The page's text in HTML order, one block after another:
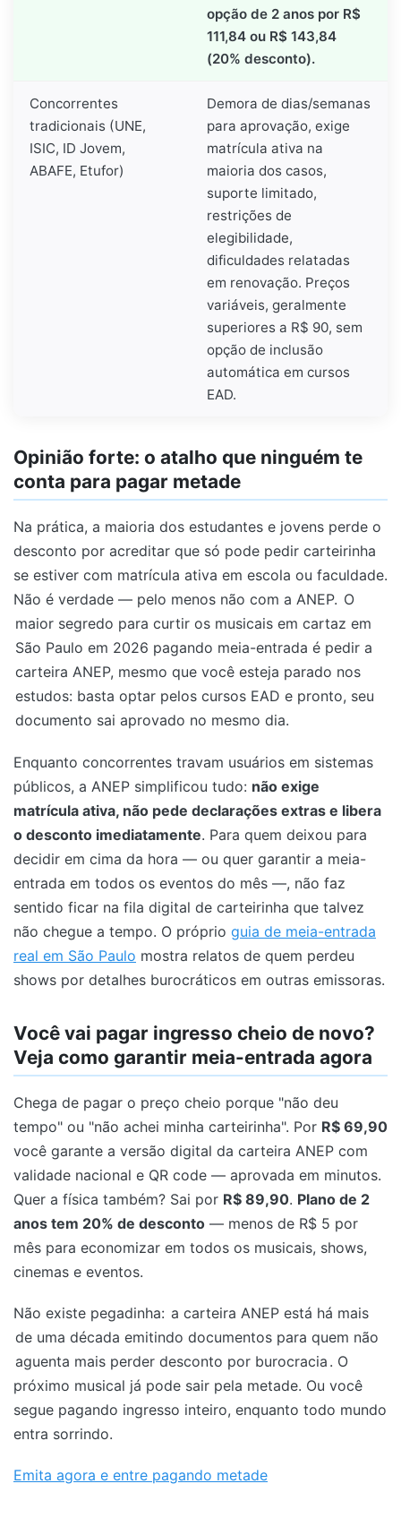
opção de 2 anos por R$
111,84 ou R$ 143,84
(20% desconto).
Concorrentes
tradicionais (UNE,
ISIC, ID Jovem,
ABAFE, Etufor)
Demora de dias/semanas
para aprovação, exige
matrícula ativa na
maioria dos casos,
suporte limitado,
restrições de
elegibilidade,
dificuldades relatadas
em renovação. Preços
variáveis, geralmente
superiores a R$ 90, sem
opção de inclusão
automática em cursos
EAD.
Opinião forte: o atalho que ninguém te
conta para pagar metade
Na prática, a maioria dos estudantes e jovens perde o
desconto por acreditar que só pode pedir carteirinha
se estiver com matrícula ativa em escola ou faculdade.
Não é verdade — pelo menos não com a ANEP. O
maior segredo para curtir os musicais em cartaz em
São Paulo em 2026 pagando meia-entrada é pedir a
carteira ANEP, mesmo que você esteja parado nos
estudos: basta optar pelos cursos EAD e pronto, seu
documento sai aprovado no mesmo dia.
Enquanto concorrentes travam usuários em sistemas
públicos, a ANEP simplificou tudo: não exige
matrícula ativa, não pede declarações extras e libera
o desconto imediatamente. Para quem deixou para
decidir em cima da hora — ou quer garantir a meia-
entrada em todos os eventos do mês —, não faz
sentido ficar na fila digital de carteirinha que talvez
não chegue a tempo. O próprio guia de meia-entrada
real em São Paulo mostra relatos de quem perdeu
shows por detalhes burocráticos em outras emissoras.
Você vai pagar ingresso cheio de novo?
Veja como garantir meia-entrada agora
Chega de pagar o preço cheio porque "não deu
tempo" ou "não achei minha carteirinha". Por R$ 69,90
você garante a versão digital da carteira ANEP com
validade nacional e QR code — aprovada em minutos.
Quer a física também? Sai por R$ 89,90. Plano de 2
anos tem 20% de desconto — menos de R$ 5 por
mês para economizar em todos os musicais, shows,
cinemas e eventos.
Não existe pegadinha: a carteira ANEP está há mais
de uma década emitindo documentos para quem não
aguenta mais perder desconto por burocracia . O
próximo musical já pode sair pela metade. Ou você
segue pagando ingresso inteiro, enquanto todo mundo
entra sorrindo.
Emita agora e entre pagando metade